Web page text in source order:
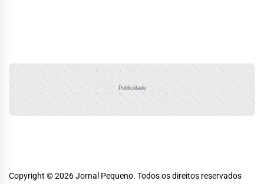
Publicidade
Copyright © 2026Jornal Pequeno. Todos os direitos reservados